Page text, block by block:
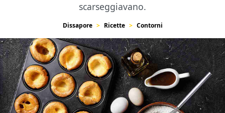
scarseggiavano.
Dissapore Ricette Contorni